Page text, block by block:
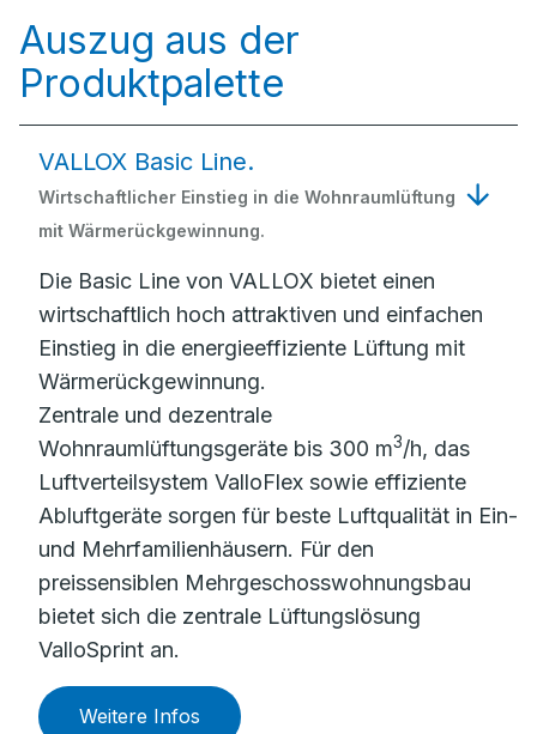
Auszug aus der
Produktpalette
VALLOX Basic Line.
Wirtschaftlicher Einstieg in die Wohnraumlüftung
mit Wärmerückgewinnung.
Die Basic Line von VALLOX bietet einen
wirtschaftlich hoch attraktiven und einfachen
Einstieg in die energieeffiziente Lüftung mit
Wärmerückgewinnung.
Zentrale und dezentrale
Wohnraumlüftungsgeräte bis 300 m3/h, das
Luftverteilsystem ValloFlex sowie effiziente
Abluftgeräte sorgen für beste Luftqualität in Ein-
und Mehrfamilienhäusern. Für den
preissensiblen Mehrgeschosswohnungsbau
bietet sich die zentrale Lüftungslösung
ValloSprint an.
Weitere Infos